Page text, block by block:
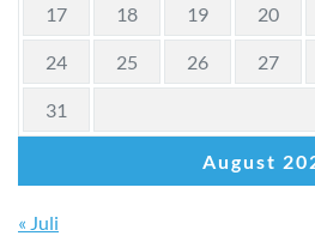
August
17 18 19 20
24 25 26 27
31
« Juli